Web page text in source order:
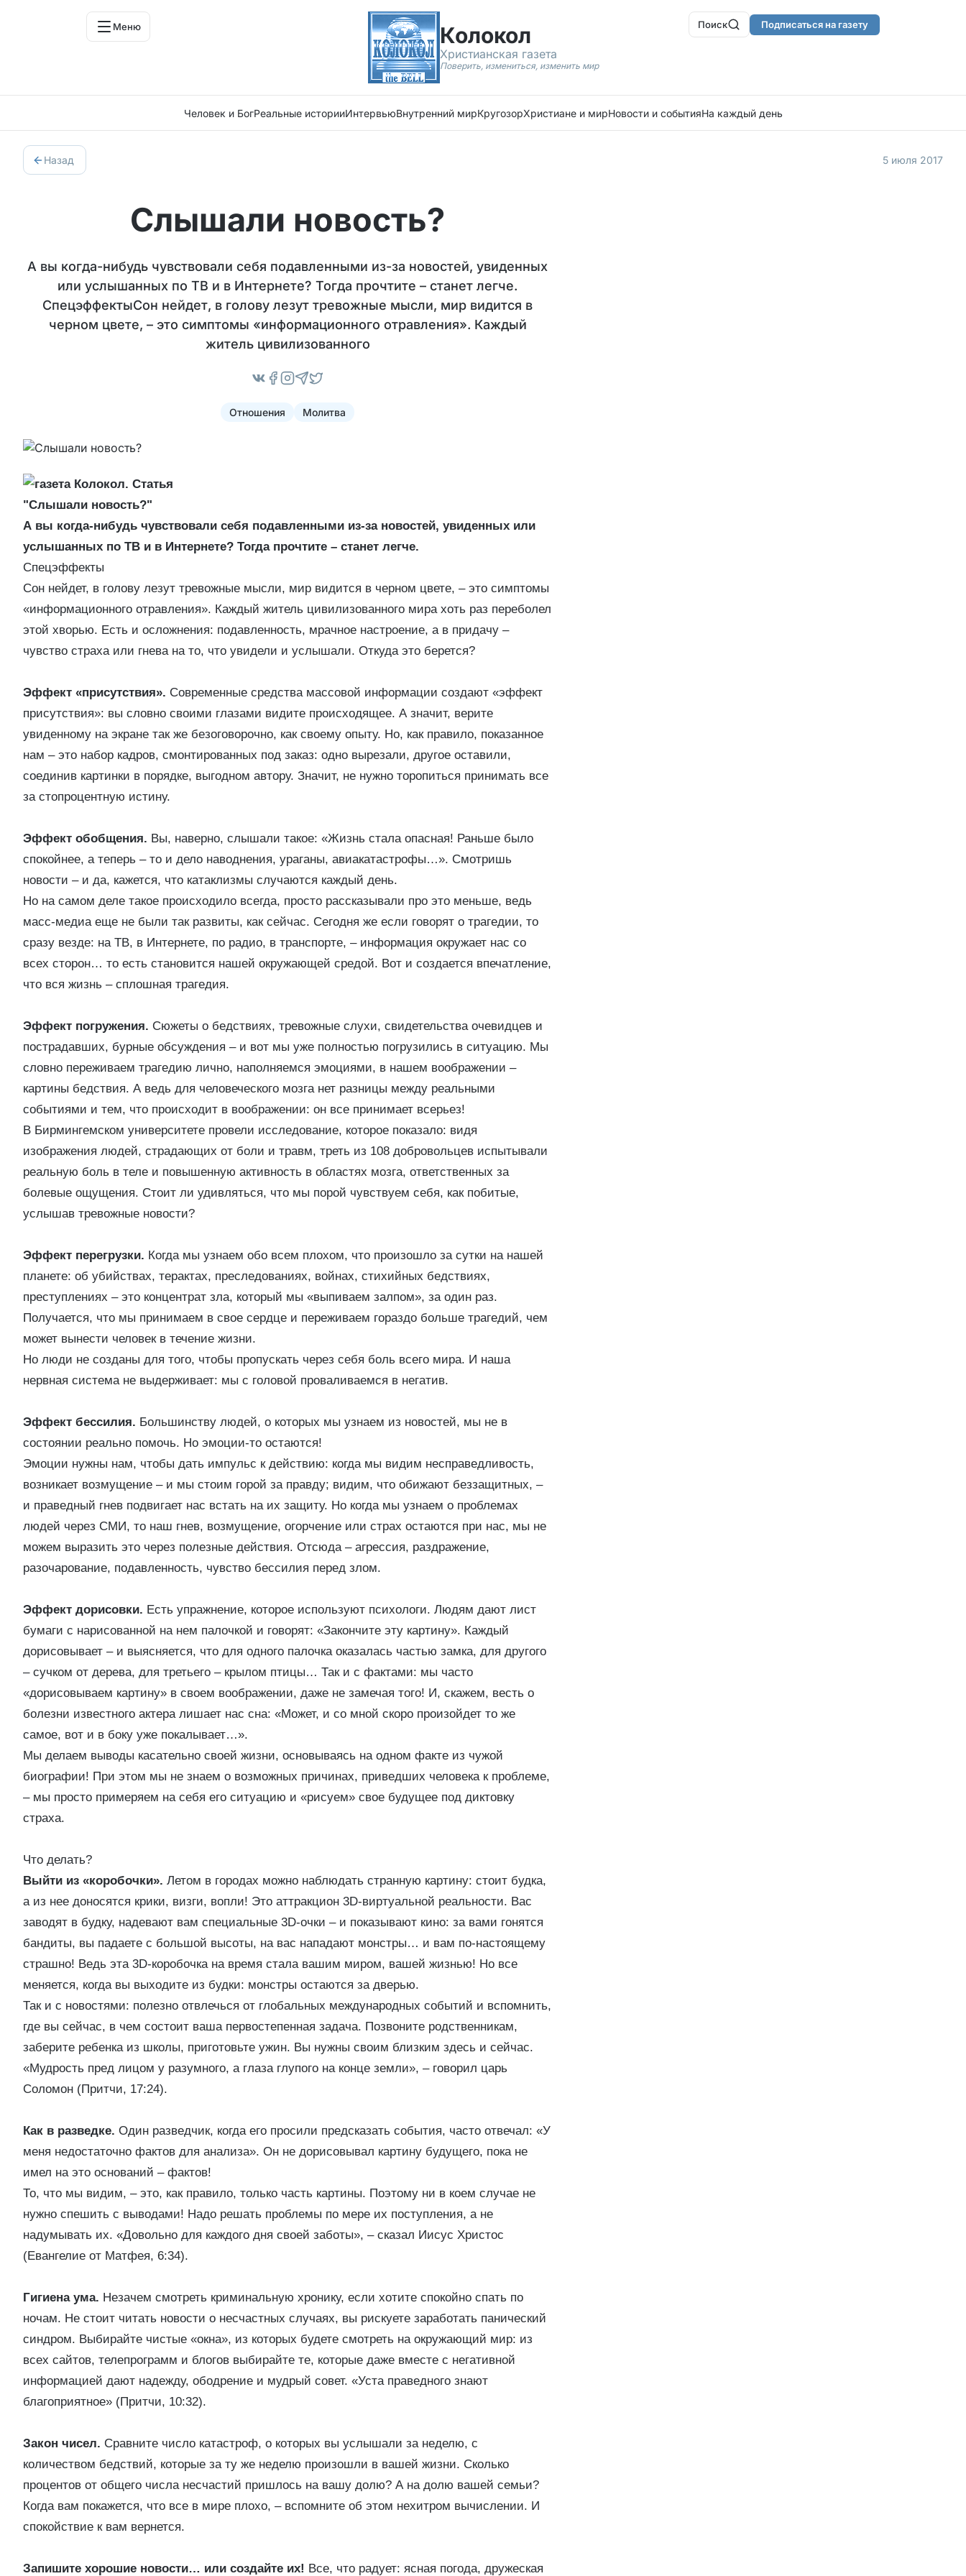
Меню Колокол
Христианская газета
Поверить, измениться, изменить мир
Поиск Подписаться на газету
Человек и БогРеальные историиИнтервьюВнутренний мирКругозорХристиане и мирНовости и событияНа каждый день
Назад 5 июля 2017
Слышали новость?
А вы когда-нибудь чувствовали себя подавленными из-за новостей, увиденных
или услышанных по ТВ и в Интернете? Тогда прочтите – станет легче.
СпецэффектыСон нейдет, в голову лезут тревожные мысли, мир видится в
черном цвете, – это симптомы «информационного отравления». Каждый
житель цивилизованного
Отношения Молитва
А вы когда-нибудь чувствовали себя подавленными из-за новостей, увиденных или
услышанных по ТВ и в Интернете? Тогда прочтите – станет легче.
Спецэффекты
Сон нейдет, в голову лезут тревожные мысли, мир видится в черном цвете, – это симптомы
«информационного отравления». Каждый житель цивилизованного мира хоть раз переболел
этой хворью. Есть и осложнения: подавленность, мрачное настроение, а в придачу –
чувство страха или гнева на то, что увидели и услышали. Откуда это берется?
Эффект «присутствия». Современные средства массовой информации создают «эффект
присутствия»: вы словно своими глазами видите происходящее. А значит, верите
увиденному на экране так же безоговорочно, как своему опыту. Но, как правило, показанное
нам – это набор кадров, смонтированных под заказ: одно вырезали, другое оставили,
соединив картинки в порядке, выгодном автору. Значит, не нужно торопиться принимать все
за стопроцентную истину.
Эффект обобщения. Вы, наверно, слышали такое: «Жизнь стала опасная! Раньше было
спокойнее, а теперь – то и дело наводнения, ураганы, авиакатастрофы…». Смотришь
новости – и да, кажется, что катаклизмы случаются каждый день.
Но на самом деле такое происходило всегда, просто рассказывали про это меньше, ведь
масс-медиа еще не были так развиты, как сейчас. Сегодня же если говорят о трагедии, то
сразу везде: на ТВ, в Интернете, по радио, в транспорте, – информация окружает нас со
всех сторон… то есть становится нашей окружающей средой. Вот и создается впечатление,
что вся жизнь – сплошная трагедия.
Эффект погружения. Сюжеты о бедствиях, тревожные слухи, свидетельства очевидцев и
пострадавших, бурные обсуждения – и вот мы уже полностью погрузились в ситуацию. Мы
словно переживаем трагедию лично, наполняемся эмоциями, в нашем воображении –
картины бедствия. А ведь для человеческого мозга нет разницы между реальными
событиями и тем, что происходит в воображении: он все принимает всерьез!
В Бирмингемском университете провели исследование, которое показало: видя
изображения людей, страдающих от боли и травм, треть из 108 добровольцев испытывали
реальную боль в теле и повышенную активность в областях мозга, ответственных за
болевые ощущения. Стоит ли удивляться, что мы порой чувствуем себя, как побитые,
услышав тревожные новости?
Эффект перегрузки. Когда мы узнаем обо всем плохом, что произошло за сутки на нашей
планете: об убийствах, терактах, преследованиях, войнах, стихийных бедствиях,
преступлениях – это концентрат зла, который мы «выпиваем залпом», за один раз.
Получается, что мы принимаем в свое сердце и переживаем гораздо больше трагедий, чем
может вынести человек в течение жизни.
Но люди не созданы для того, чтобы пропускать через себя боль всего мира. И наша
нервная система не выдерживает: мы с головой проваливаемся в негатив.
Эффект бессилия. Большинству людей, о которых мы узнаем из новостей, мы не в
состоянии реально помочь. Но эмоции-то остаются!
Эмоции нужны нам, чтобы дать импульс к действию: когда мы видим несправедливость,
возникает возмущение – и мы стоим горой за правду; видим, что обижают беззащитных, –
и праведный гнев подвигает нас встать на их защиту. Но когда мы узнаем о проблемах
людей через СМИ, то наш гнев, возмущение, огорчение или страх остаются при нас, мы не
можем выразить это через полезные действия. Отсюда – агрессия, раздражение,
разочарование, подавленность, чувство бессилия перед злом.
Эффект дорисовки. Есть упражнение, которое используют психологи. Людям дают лист
бумаги с нарисованной на нем палочкой и говорят: «Закончите эту картину». Каждый
дорисовывает – и выясняется, что для одного палочка оказалась частью замка, для другого
– сучком от дерева, для третьего – крылом птицы… Так и с фактами: мы часто
«дорисовываем картину» в своем воображении, даже не замечая того! И, скажем, весть о
болезни известного актера лишает нас сна: «Может, и со мной скоро произойдет то же
самое, вот и в боку уже покалывает…».
Мы делаем выводы касательно своей жизни, основываясь на одном факте из чужой
биографии! При этом мы не знаем о возможных причинах, приведших человека к проблеме,
– мы просто примеряем на себя его ситуацию и «рисуем» свое будущее под диктовку
страха.
Что делать?
Выйти из «коробочки». Летом в городах можно наблюдать странную картину: стоит будка,
а из нее доносятся крики, визги, вопли! Это аттракцион 3D-виртуальной реальности. Вас
заводят в будку, надевают вам специальные 3D-очки – и показывают кино: за вами гонятся
бандиты, вы падаете с большой высоты, на вас нападают монстры… и вам по-настоящему
страшно! Ведь эта 3D-коробочка на время стала вашим миром, вашей жизнью! Но все
меняется, когда вы выходите из будки: монстры остаются за дверью.
Так и с новостями: полезно отвлечься от глобальных международных событий и вспомнить,
где вы сейчас, в чем состоит ваша первостепенная задача. Позвоните родственникам,
заберите ребенка из школы, приготовьте ужин. Вы нужны своим близким здесь и сейчас.
«Мудрость пред лицом у разумного, а глаза глупого на конце земли», – говорил царь
Соломон (Притчи, 17:24).
Как в разведке. Один разведчик, когда его просили предсказать события, часто отвечал: «У
меня недостаточно фактов для анализа». Он не дорисовывал картину будущего, пока не
имел на это оснований – фактов!
То, что мы видим, – это, как правило, только часть картины. Поэтому ни в коем случае не
нужно спешить с выводами! Надо решать проблемы по мере их поступления, а не
надумывать их. «Довольно для каждого дня своей заботы», – сказал Иисус Христос
(Евангелие от Матфея, 6:34).
Гигиена ума. Незачем смотреть криминальную хронику, если хотите спокойно спать по
ночам. Не стоит читать новости о несчастных случаях, вы рискуете заработать панический
синдром. Выбирайте чистые «окна», из которых будете смотреть на окружающий мир: из
всех сайтов, телепрограмм и блогов выбирайте те, которые даже вместе с негативной
информацией дают надежду, ободрение и мудрый совет. «Уста праведного знают
благоприятное» (Притчи, 10:32).
Закон чисел. Сравните число катастроф, о которых вы услышали за неделю, с
количеством бедствий, которые за ту же неделю произошли в вашей жизни. Сколько
процентов от общего числа несчастий пришлось на вашу долю? А на долю вашей семьи?
Когда вам покажется, что все в мире плохо, – вспомните об этом нехитром вычислении. И
спокойствие к вам вернется.
Запишите хорошие новости… или создайте их! Все, что радует: ясная погода, дружеская